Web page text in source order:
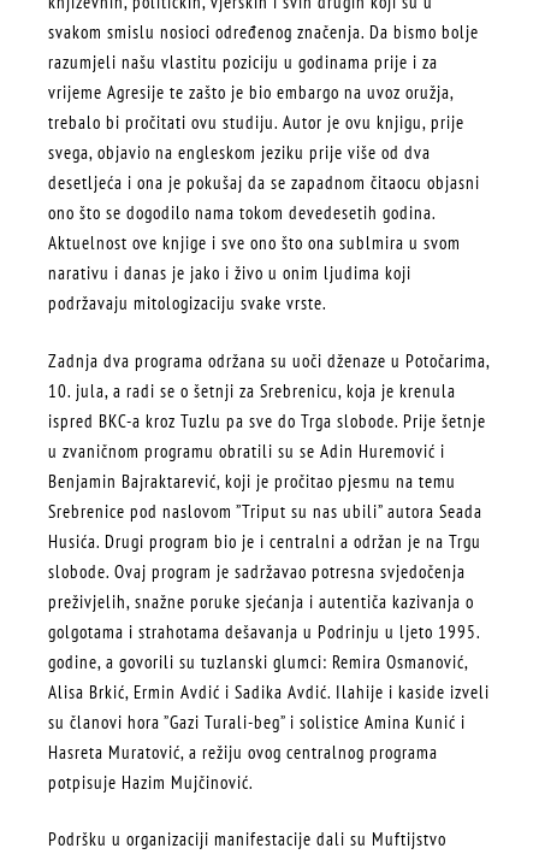
svakom smislu nosioci određenog značenja. Da bismo bolje
razumjeli našu vlastitu poziciju u godinama prije i za
vrijeme Agresije te zašto je bio embargo na uvoz oružja,
trebalo bi pročitati ovu studiju. Autor je ovu knjigu, prije
svega, objavio na engleskom jeziku prije više od dva
desetljeća i ona je pokušaj da se zapadnom čitaocu objasni
ono što se dogodilo nama tokom devedesetih godina.
Aktuelnost ove knjige i sve ono što ona sublmira u svom
narativu i danas je jako i živo u onim ljudima koji
podržavaju mitologizaciju svake vrste.
Zadnja dva programa održana su uoči dženaze u Potočarima,
10. jula, a radi se o šetnji za Srebrenicu, koja je krenula
ispred BKC-a kroz Tuzlu pa sve do Trga slobode. Prije šetnje
u zvaničnom programu obratili su se Adin Huremović i
Benjamin Bajraktarević, koji je pročitao pjesmu na temu
Srebrenice pod naslovom ”Triput su nas ubili” autora Seada
Husića. Drugi program bio je i centralni a održan je na Trgu
slobode. Ovaj program je sadržavao potresna svjedočenja
preživjelih, snažne poruke sjećanja i autentiča kazivanja o
golgotama i strahotama dešavanja u Podrinju u ljeto 1995.
godine, a govorili su tuzlanski glumci: Remira Osmanović,
Alisa Brkić, Ermin Avdić i Sadika Avdić. Ilahije i kaside izveli
su članovi hora ”Gazi Turali-beg” i solistice Amina Kunić i
Hasreta Muratović, a režiju ovog centralnog programa
potpisuje Hazim Mujčinović.
Podršku u organizaciji manifestacije dali su Muftijstvo